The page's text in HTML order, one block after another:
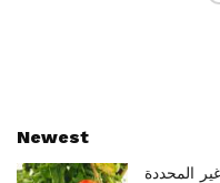
Newest
المحددة